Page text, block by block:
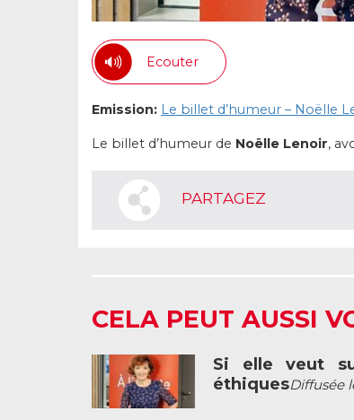
Ecouter
Emission: Le billet d’humeur – Noëlle
Le billet d’humeur de Noëlle Lenoir,
PARTAGEZ
CELA PEUT AUSSI
Si elle veut
éthiquesDiffusée